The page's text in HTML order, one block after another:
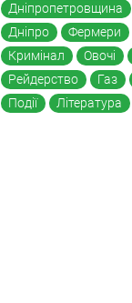
Дніпропетровщина
Дніпро
Фермери
Кримінал
Овочі
Рейдерство
Газ
Події
Література